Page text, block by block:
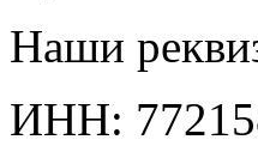
Наши
ИНН: